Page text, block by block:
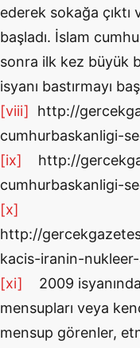
ederek sokağa çıktı
başladı. İslam
sonra ilk kez büyük
isyanı bastırmayı
[viii] http://
cumhurbaskanligi-
[ix] http://
cumhurbaskanligi-
[x]
http://
kacis-iranin-
[xi] 2009
mensupları veya
mensup görenler,